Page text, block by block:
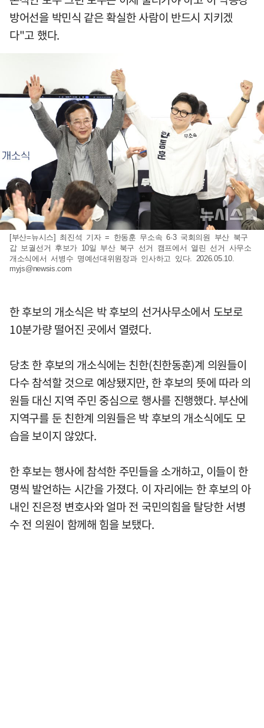
방어선을 박민식 같은 확실한 사람이 반드시 지키겠
다"고 했다.
[부산=뉴시스] 최진석 기자 = 한동훈 무소속 6·3 국회의원 부산 북구
갑 보궐선거 후보가 10일 부산 북구 선거 캠프에서 열린 선거 사무소
개소식에서 서병수 명예선대위원장과 인사하고 있다. 2026.05.10.
myjs@newsis.com
한 후보의 개소식은 박 후보의 선거사무소에서 도보로
10분가량 떨어진 곳에서 열렸다.
당초 한 후보의 개소식에는 친한(친한동훈)계 의원들이
다수 참석할 것으로 예상됐지만, 한 후보의 뜻에 따라 의
원들 대신 지역 주민 중심으로 행사를 진행했다. 부산에
지역구를 둔 친한계 의원들은 박 후보의 개소식에도 모
습을 보이지 않았다.
한 후보는 행사에 참석한 주민들을 소개하고, 이들이 한
명씩 발언하는 시간을 가졌다. 이 자리에는 한 후보의 아
내인 진은정 변호사와 얼마 전 국민의힘을 탈당한 서병
수 전 의원이 함께해 힘을 보탰다.